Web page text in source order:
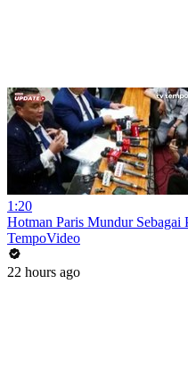
1:20
Hotman Paris Mundur Sebagai
TempoVideo
22 hours ago